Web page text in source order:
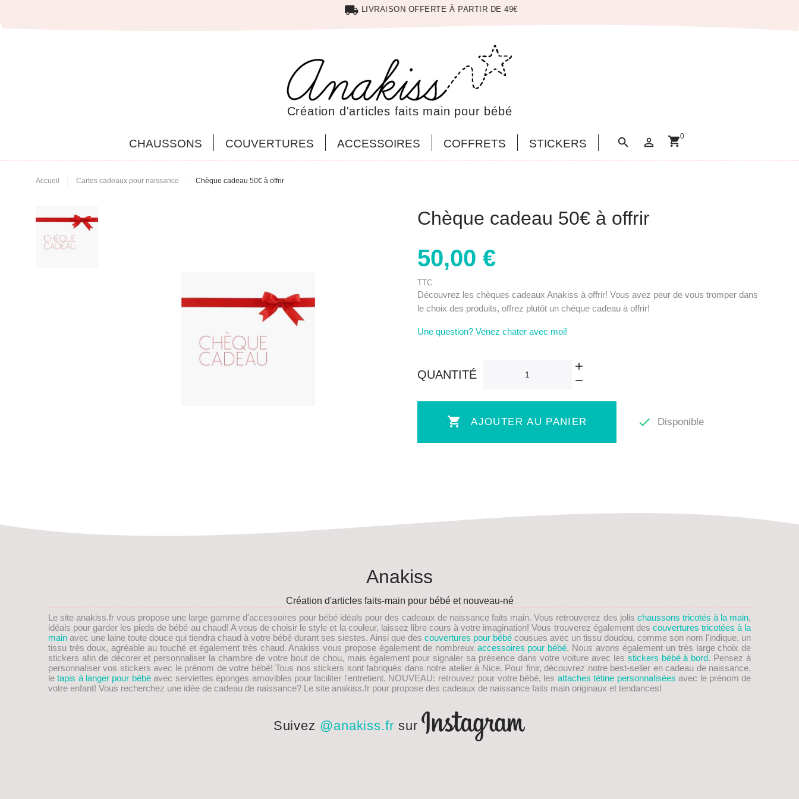
LIVRAISON OFFERTE À PARTIR DE 49€
Création d'articles faits main pour bébé
CHAUSSONS COUVERTURES ACCESSOIRES COFFRETS STICKERS   shopping_cart0
Accueil Cartes cadeaux pour naissance Chèque cadeau 50€ à offrir
Chèque cadeau 50€ à offrir
50,00 €
TTC
Découvrez les chèques cadeaux Anakiss à offrir! Vous avez peur de vous tromper dans
le choix des produits, offrez plutôt un chèque cadeau à offrir!
Une question? Venez chater avec moi!
QUANTITÉ
 AJOUTER AU PANIER  Disponible
Anakiss
Création d'articles faits-main pour bébé et nouveau-né
Le site anakiss.fr vous propose une large gamme d'accessoires pour bébé idéals pour des cadeaux de naissance faits main. Vous retrouverez des jolis chaussons tricotés à la main,
idéals pour garder les pieds de bébé au chaud! A vous de choisir le style et la couleur, laissez libre cours à votre imagination! Vous trouverez également des couvertures tricotées à la
mainavec une laine toute douce qui tiendra chaud à votre bébé durant ses siestes. Ainsi que descouvertures pour bébé cousues avec un tissu doudou, comme son nom l'indique, un
tissu très doux, agréable au touché et également très chaud. Anakiss vous propose également de nombreux accessoires pour bébé. Nous avons également un très large choix de
stickers afin de décorer et personnaliser la chambre de votre bout de chou, mais également pour signaler sa présence dans votre voiture avec les stickers bébé à bord. Pensez à
personnaliser vos stickers avec le prénom de votre bébé! Tous nos stickers sont fabriqués dans notre atelier à Nice. Pour finir, découvrez notre best-seller en cadeau de naissance,
letapis à langer pour bébéavec serviettes éponges amovibles pour faciliter l'entretient. NOUVEAU: retrouvez pour votre bébé, les attaches tétine personnalisées avec le prénom de
votre enfant! Vous recherchez une idée de cadeau de naissance? Le site anakiss.fr pour propose des cadeaux de naissance faits main originaux et tendances!
Suivez @anakiss.fr sur